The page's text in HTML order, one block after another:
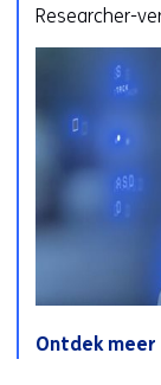
Researcher-
Ontdek meer